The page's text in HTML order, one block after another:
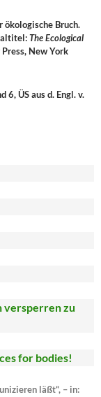
ökologische Bruch.
The Ecological
New York
ÜS aus d. Engl. v.
versperren zu
for bodies!
läßt“, – in: